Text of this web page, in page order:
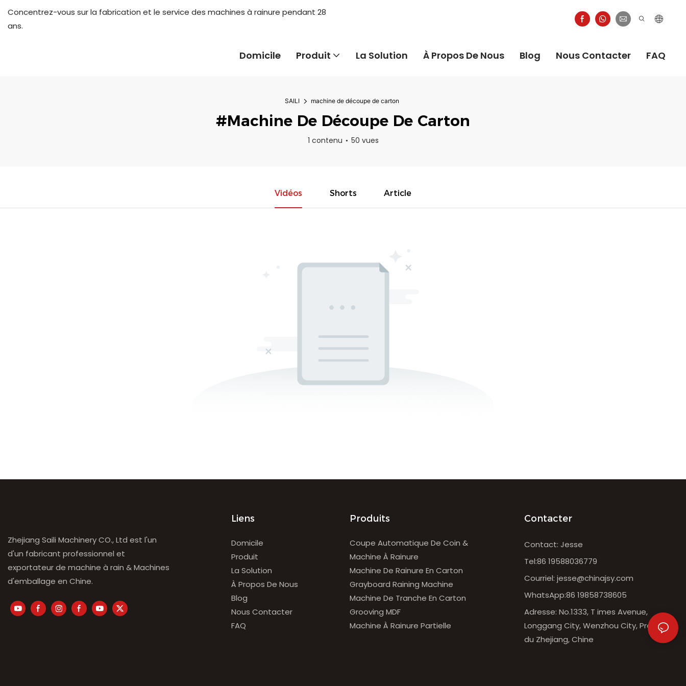
Concentrez-vous sur la fabrication et le service des machines à rainure pendant 28
ans.
Domicile Produit La Solution À Propos De Nous Blog Nous Contacter FAQ
SAILI machine de découpe de carton
#machine De Découpe De Carton
1 contenu 50 vues
Vidéos Shorts Article
Zhejiang Saili Machinery CO., Ltd est l'un
d'un fabricant professionnel et
exportateur de machine à rain & Machines
d'emballage en Chine.
Liens
Domicile
Produit
La Solution
À Propos De Nous
Blog
Nous Contacter
FAQ
Produits
Coupe Automatique De Coin &
Machine À Rainure
Machine De Rainure En Carton
Grayboard Raining Machine
Machine De Tranche En Carton
Grooving MDF
Machine À Rainure Partielle
Contacter
Contact: Jesse
Tel:86 19588036779
Courriel:jesse@chinajsy.com
WhatsApp:86 19858738605
Adresse: No.1333, T imes Avenue,
Longgang City, Wenzhou City, Province
du Zhejiang, Chine